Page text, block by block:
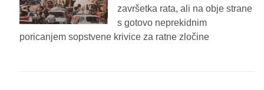
završetka rata, ali na obje strane
s gotovo neprekidnim
poricanjem sopstvene krivice za ratne zločine